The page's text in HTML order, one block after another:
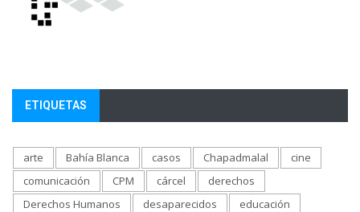
ETIQUETAS
arte Bahía Blanca casos Chapadmalal
cine
comunicación
CPM cárcel
derechos
Derechos Humanos
desaparecidos
educación